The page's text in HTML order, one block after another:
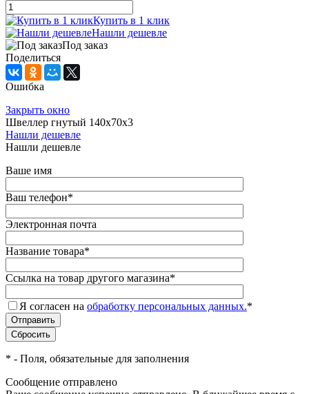
Купить в 1 клик
Нашли дешевле
Под заказ
Поделиться
Ошибка
Закрыть окно
Швеллер гнутый 140х70х3
Нашли дешевле
Нашли дешевле
Ваше имя
Ваш телефон*
Электронная почта
Название товара*
Ссылка на товар другого магазина*
Я согласен на обработку персональных данных.*
* - Поля, обязательные для заполнения
Сообщение отправлено